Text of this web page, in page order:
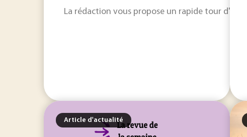
La rédaction vous propose un rapide tour
Article d'actualité